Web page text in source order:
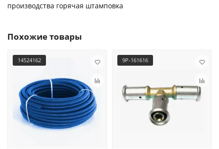
производства горячая штамповка
Похожие товары
14524162 9P-161616